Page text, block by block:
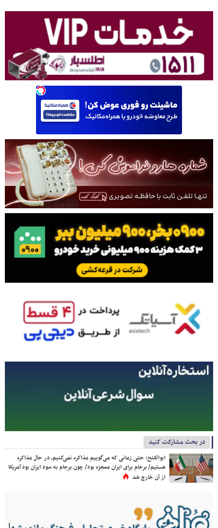
در بحث مشارکت کنید
ابوالفتح: حتی زمانی که می‌گوییم مذاکره نمی‌کنیم، در حال مذاکره
هستیم/ برجام برای ایران معجزه بود/ چون برجام به سود ایران بود آمریکا
از آن خارج شد